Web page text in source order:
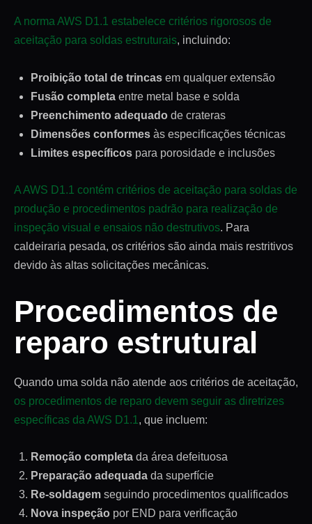
A norma AWS D1.1 estabelece critérios rigorosos de
aceitação para soldas estruturais, incluindo:
Proibição total de trincas em qualquer extensão
Fusão completa entre metal base e solda
Preenchimento adequado de crateras
Dimensões conformes às especificações técnicas
Limites específicos para porosidade e inclusões
A AWS D1.1 contém critérios de aceitação para soldas de
produção e procedimentos padrão para realização de
inspeção visual e ensaios não destrutivos. Para
caldeiraria pesada, os critérios são ainda mais restritivos
devido às altas solicitações mecânicas.
Procedimentos de
reparo estrutural
Quando uma solda não atende aos critérios de aceitação,
os procedimentos de reparo devem seguir as diretrizes
específicas da AWS D1.1 , que incluem:
Remoção completa da área defeituosa
Preparação adequada da superfície
Re-soldagem seguindo procedimentos qualificados
Nova inspeção por END para verificação